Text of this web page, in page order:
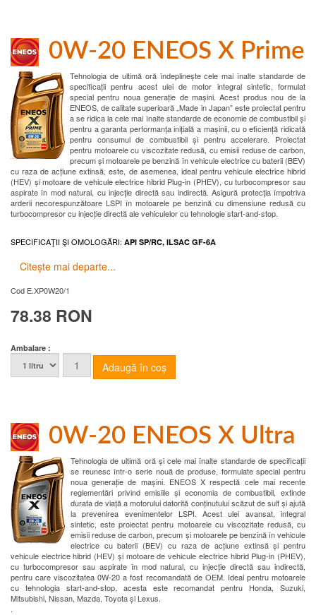
0W-20 ENEOS X Prime
Tehnologia de ultimă oră îndeplinește cele mai înalte standarde de
specificații pentru acest ulei de motor integral sintetic, formulat
special pentru noua generație de mașini. Acest produs nou de la
ENEOS, de calitate superioară „Made in Japan” este proiectat pentru
a se ridica la cele mai înalte standarde de economie de combustibil și
pentru a garanta performanța inițială a mașinii, cu o eficiență ridicată
pentru consumul de combustibil și pentru accelerare. Proiectat
pentru motoarele cu viscozitate redusă, cu emisii reduse de carbon,
precum și motoarele pe benzină în vehicule electrice cu baterii (BEV)
cu raza de acțiune extinsă, este, de asemenea, ideal pentru vehicule electrice hibrid
(HEV) și motoare de vehicule electrice hibrid Plug-in (PHEV), cu turbocompresor sau
aspirate în mod natural, cu injecție directă sau indirectă. Asigură protecția împotriva
arderii necorespunzătoare LSPI în motoarele pe benzină cu dimensiune redusă cu
turbocompresor cu injecție directă ale vehiculelor cu tehnologie start-and-stop.
SPECIFICAŢII ŞI OMOLOGĂRI: API SP/RC, ILSAC GF-6A
Citește mai departe...
Cod E.XP0W20/1
78.38 RON
Ambalare :
0W-20 ENEOS X Ultra
Tehnologia de ultimă oră și cele mai înalte standarde de specificații
se reunesc într-o serie nouă de produse, formulate special pentru
noua generație de mașini. ENEOS X respectă cele mai recente
reglementări privind emisiile și economia de combustibil, extinde
durata de viață a motorului datorită conținutului scăzut de sulf și ajută
la prevenirea evenimentelor LSPI. Acest ulei avansat, integral
sintetic, este proiectat pentru motoarele cu viscozitate redusă, cu
emisii reduse de carbon, precum și motoarele pe benzină în vehicule
electrice cu baterii (BEV) cu raza de acțiune extinsă și pentru
vehicule electrice hibrid (HEV) și motoare de vehicule electrice hibrid Plug-in (PHEV),
cu turbocompresor sau aspirate în mod natural, cu injecție directă sau indirectă,
pentru care viscozitatea 0W-20 a fost recomandată de OEM. Ideal pentru motoarele
cu tehnologia start-and-stop, acesta este recomandat pentru Honda, Suzuki,
Mitsubishi, Nissan, Mazda, Toyota și Lexus.
.